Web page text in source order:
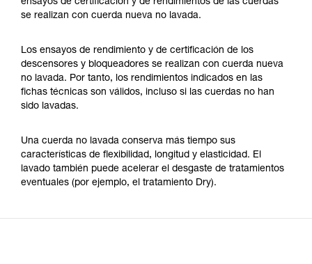
ensayos de certificación y de rendimientos de las cuerdas
se realizan con cuerda nueva no lavada.
Los ensayos de rendimiento y de certificación de los
descensores y bloqueadores se realizan con cuerda nueva
no lavada. Por tanto, los rendimientos indicados en las
fichas técnicas son válidos, incluso si las cuerdas no han
sido lavadas.
Una cuerda no lavada conserva más tiempo sus
características de flexibilidad, longitud y elasticidad. El
lavado también puede acelerar el desgaste de tratamientos
eventuales (por ejemplo, el tratamiento Dry).